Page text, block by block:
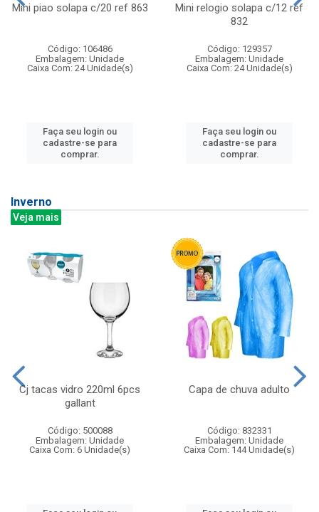
Mini piao solapa c/20 ref 863
Código: 106486
Embalagem: Unidade
Caixa Com: 24 Unidade(s)
Faça seu login ou
cadastre-se para
comprar.
Mini relogio solapa c/12 ref
832
Código: 129357
Embalagem: Unidade
Caixa Com: 24 Unidade(s)
Faça seu login ou
cadastre-se para
comprar.
Inverno
Veja mais
Cj tacas vidro 220ml 6pcs
gallant
Código: 500088
Embalagem: Unidade
Caixa Com: 6 Unidade(s)
Capa de chuva adulto
Código: 832331
Embalagem: Unidade
Caixa Com: 144 Unidade(s)